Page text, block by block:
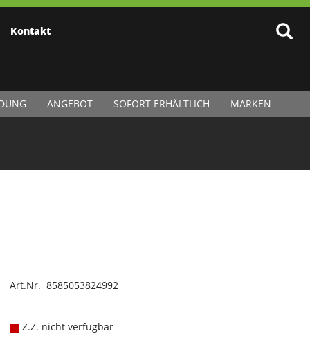
Kontakt
ANGEBOT SOFORT ERHÄLTLICH MARKEN
Art.Nr. 8585053824992
Z.Z. nicht verfügbar